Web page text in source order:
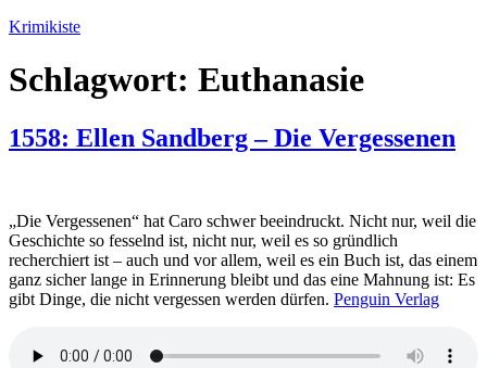
Zum
springen
Krimikiste
Schlagwort: Euthanasie
1558: Ellen Sandberg – Die Vergessenen
„Die Vergessenen“ hat Caro schwer beeindruckt. Nicht nur, weil die
Geschichte so fesselnd ist, nicht nur, weil es so gründlich
recherchiert ist – auch und vor allem, weil es ein Buch ist, das einem
ganz sicher lange in Erinnerung bleibt und das eine Mahnung ist: Es
gibt Dinge, die nicht vergessen werden dürfen. Penguin Verlag